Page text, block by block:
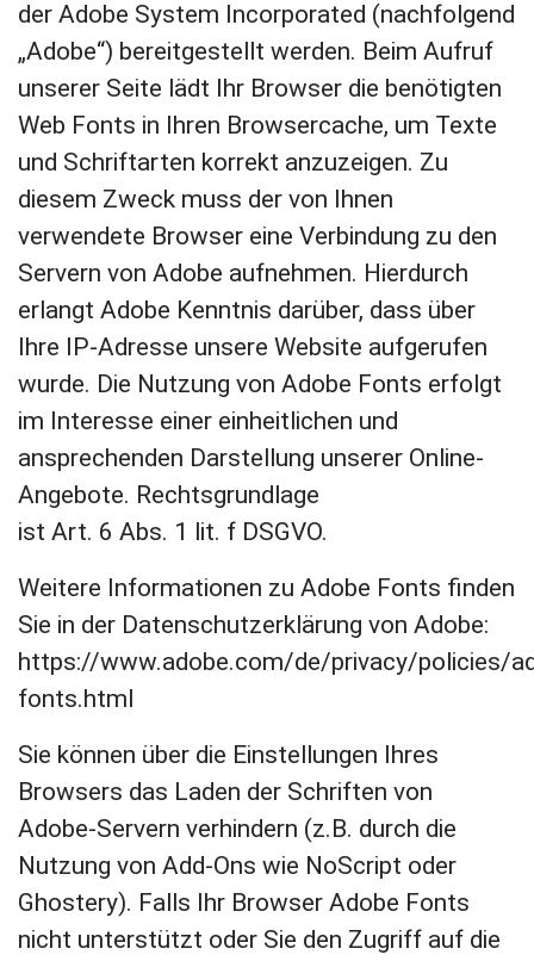
der Adobe System Incorporated (nachfolgend
„Adobe“) bereitgestellt werden. Beim Aufruf
unserer Seite lädt Ihr Browser die benötigten
Web Fonts in Ihren Browsercache, um Texte
und Schriftarten korrekt anzuzeigen. Zu
diesem Zweck muss der von Ihnen
verwendete Browser eine Verbindung zu den
Servern von Adobe aufnehmen. Hierdurch
erlangt Adobe Kenntnis darüber, dass über
Ihre IP-Adresse unsere Website aufgerufen
wurde. Die Nutzung von Adobe Fonts erfolgt
im Interesse einer einheitlichen und
ansprechenden Darstellung unserer Online-
Angebote. Rechtsgrundlage
ist Art. 6 Abs. 1 lit. f DSGVO.
Weitere Informationen zu Adobe Fonts finden
Sie in der Datenschutzerklärung von Adobe:
https://www.adobe.com/de/privacy/policies/
fonts.html
Sie können über die Einstellungen Ihres
Browsers das Laden der Schriften von
Adobe-Servern verhindern (z.B. durch die
Nutzung von Add-Ons wie NoScript oder
Ghostery). Falls Ihr Browser Adobe Fonts
nicht unterstützt oder Sie den Zugriff auf die